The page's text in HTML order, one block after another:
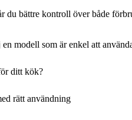
du bättre kontroll över både
modell som är enkel att
ditt kök?
rätt användning